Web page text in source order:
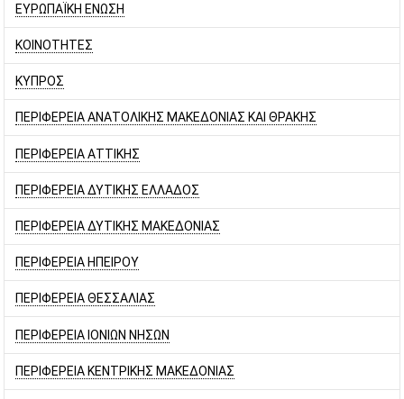
ΕΥΡΩΠΑΪΚΗ ΕΝΩΣΗ
ΚΟΙΝΟΤΗΤΕΣ
ΚΥΠΡΟΣ
ΠΕΡΙΦΕΡΕΙΑ ΑΝΑΤΟΛΙΚΗΣ ΜΑΚΕΔΟΝΙΑΣ ΚΑΙ ΘΡΑΚΗΣ
ΠΕΡΙΦΕΡΕΙΑ ΑΤΤΙΚΗΣ
ΠΕΡΙΦΕΡΕΙΑ ΔΥΤΙΚΗΣ ΕΛΛΑΔΟΣ
ΠΕΡΙΦΕΡΕΙΑ ΔΥΤΙΚΗΣ ΜΑΚΕΔΟΝΙΑΣ
ΠΕΡΙΦΕΡΕΙΑ ΗΠΕΙΡΟΥ
ΠΕΡΙΦΕΡΕΙΑ ΘΕΣΣΑΛΙΑΣ
ΠΕΡΙΦΕΡΕΙΑ ΙΟΝΙΩΝ ΝΗΣΩΝ
ΠΕΡΙΦΕΡΕΙΑ ΚΕΝΤΡΙΚΗΣ ΜΑΚΕΔΟΝΙΑΣ